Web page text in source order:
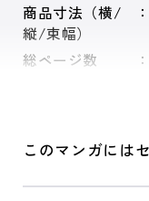
商品寸法（横/
縦/束幅）
総ページ数
このマンガには